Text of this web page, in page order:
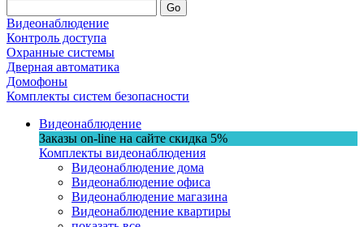
Go
Видеонаблюдение
Контроль доступа
Охранные системы
Дверная автоматика
Домофоны
Комплекты систем безопасности
Видеонаблюдение
Заказы on-line на сaйте скидка 5%
Комплекты видеонаблюдения
Видеонаблюдение дома
Видеонаблюдение офиса
Видеонаблюдение магазина
Видеонаблюдение квартиры